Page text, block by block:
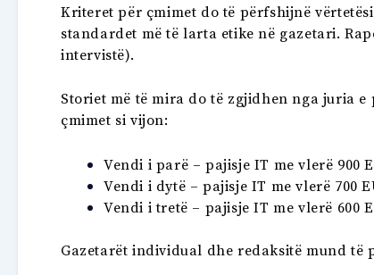
Kriteret për çmimet do të përfshijnë
standardet më të larta etike në gazetari.
intervistë).
Storiet më të mira do të zgjidhen nga juria
çmimet si vijon:
Vendi i parë – pajisje IT me vlerë 900
Vendi i dytë – pajisje IT me vlerë 700
Vendi i tretë – pajisje IT me vlerë 600
Gazetarët individual dhe redaksitë mund